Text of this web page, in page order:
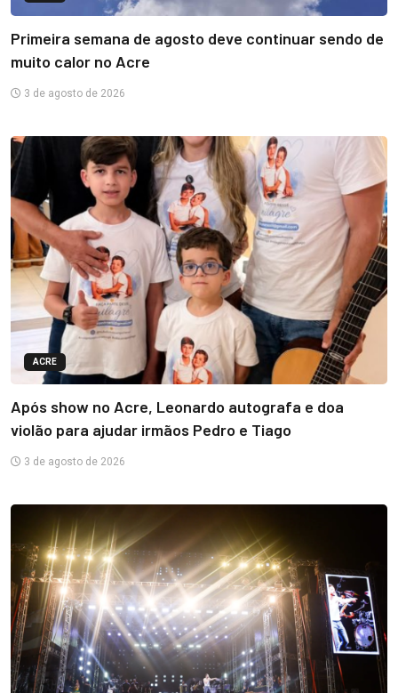
Primeira semana de agosto deve continuar sendo de
muito calor no Acre
3 de agosto de 2026
ACRE
Após show no Acre, Leonardo autografa e doa
violão para ajudar irmãos Pedro e Tiago
3 de agosto de 2026